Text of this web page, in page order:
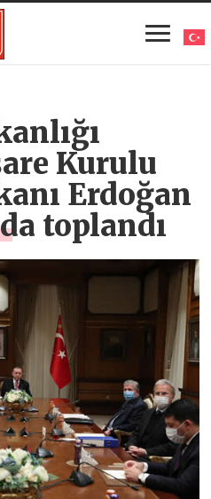
Kurulu
Erdoğan
toplandı